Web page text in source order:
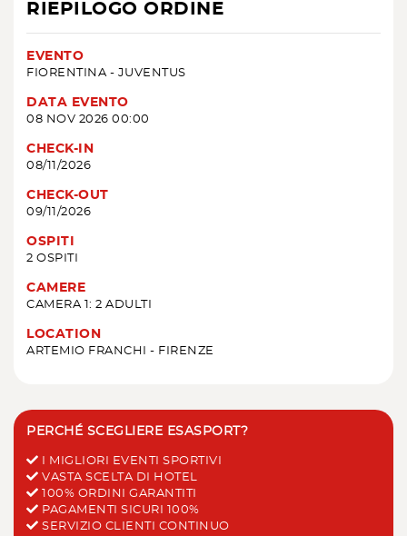
RIEPILOGO ORDINE
EVENTO
FIORENTINA - JUVENTUS
DATA EVENTO
08 NOV 2026 00:00
CHECK-IN
08/11/2026
CHECK-OUT
09/11/2026
OSPITI
2 OSPITI
CAMERE
CAMERA 1: 2 ADULTI
LOCATION
ARTEMIO FRANCHI - FIRENZE
PERCHÉ SCEGLIERE ESASPORT?
I MIGLIORI EVENTI SPORTIVI
VASTA SCELTA DI HOTEL
100% ORDINI GARANTITI
PAGAMENTI SICURI 100%
SERVIZIO CLIENTI CONTINUO